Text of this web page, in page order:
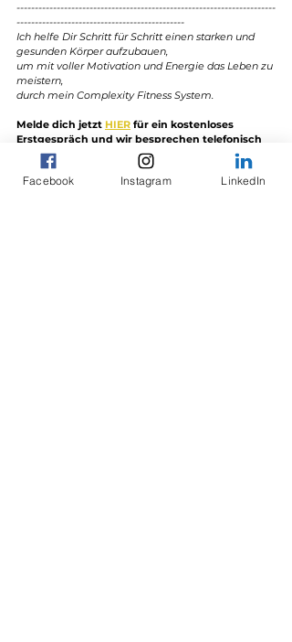
-----------------------------------------------------------------------
----------------------------------------------
Ich helfe Dir Schritt für Schritt einen starken und
gesunden Körper aufzubauen,
um mit voller Motivation und Energie das Leben zu
meistern,
durch mein Complexity Fitness System.
Melde dich jetzt HIER für ein kostenloses
Erstgespräch und wir besprechen telefonisch
Deine aktuelle Situation.
Dein Personal Trainer Maurizio
Facebook Instagram LinkedIn